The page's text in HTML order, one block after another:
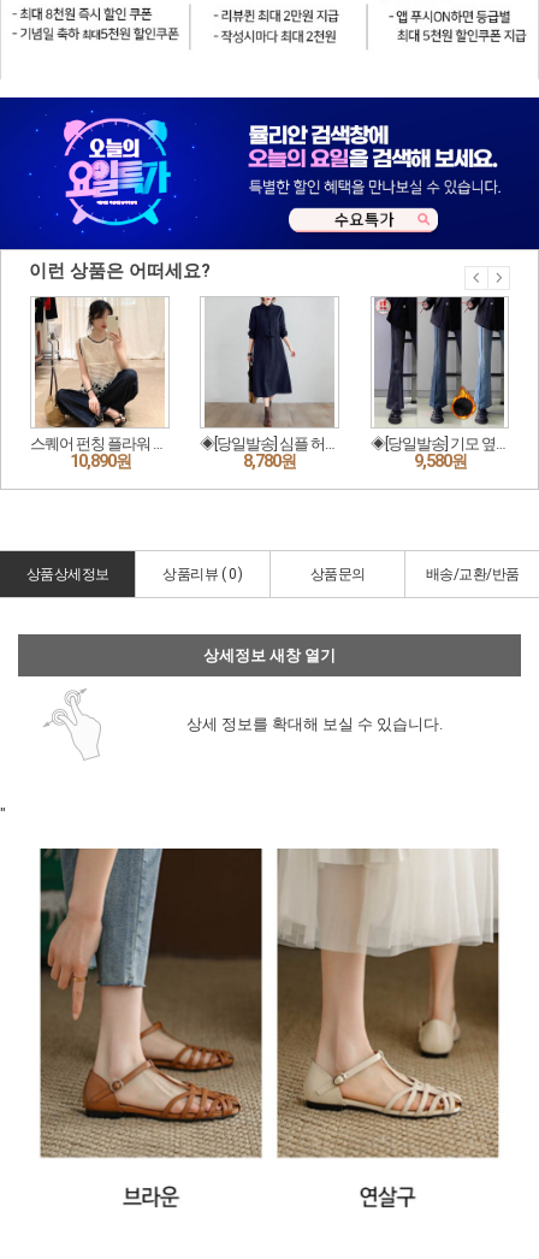
상품상세정보 상품리뷰 ( 0) 상품문의 배송/교환/반품
상세정보 새창 열기
상세 정보를 확대해 보실 수 있습니다.
"